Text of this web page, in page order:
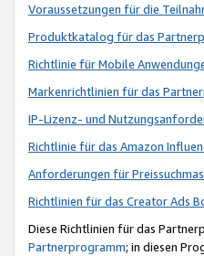
Voraussetzungen für die
Produktkatalog für das
Richtlinie für Mobile
Markenrichtlinien für das
IP-Lizenz- und
Richtlinie für das Amazon
Anforderungen für
Richtlinien für das Creator Ads
Diese Richtlinien für das
Partnerprogramm; in diesen